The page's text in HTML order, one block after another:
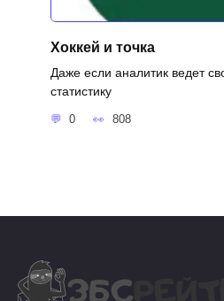
Хоккей и точка
Даже если аналитик ведет
статистику
0 808